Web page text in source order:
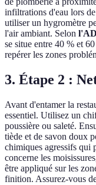
infiltrations d'eau lors
utiliser un hygromètre
l'air ambiant. Selon
se situe entre 40 % et
repérer les zones
3. Étape 2 :
Avant d'entamer la
essentiel. Utilisez un
poussière ou saleté.
tiède et de savon doux
chimiques agressifs qui
concerne les
être appliqué sur les
finition. Assurez-vous